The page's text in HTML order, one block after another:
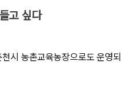
고 싶다
시 농촌교육농장으로도 운영되